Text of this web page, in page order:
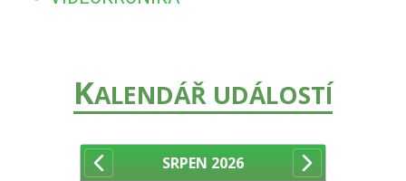
KALENDÁŘ UDÁLOSTÍ
SRPEN 2026